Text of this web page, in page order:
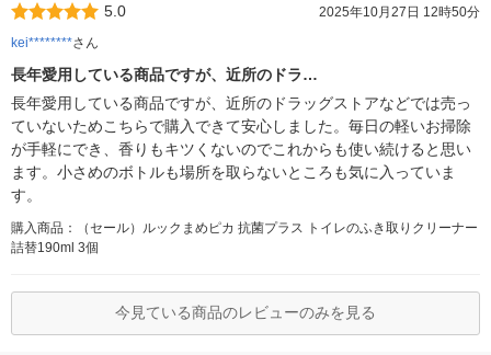
5.0
2025年10月27日 12時50分
kei********さん
長年愛用している商品ですが、近所のドラ…
長年愛用している商品ですが、近所のドラッグストアなどでは売っ
ていないためこちらで購入できて安心しました。毎日の軽いお掃除
が手軽にでき、香りもキツくないのでこれからも使い続けると思い
ます。小さめのボトルも場所を取らないところも気に入っていま
す。
購入商品：（セール）ルックまめピカ 抗菌プラス トイレのふき取りクリーナー
詰替190ml 3個
今見ている商品のレビューのみを見る